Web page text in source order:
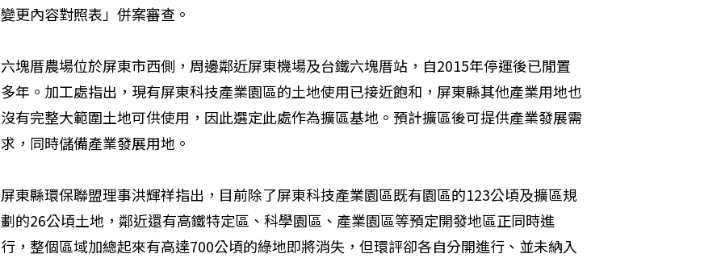
變更內容對照表」併案審查。
六塊厝農場位於屏東市西側，周邊鄰近屏東機場及台鐵六塊厝站，自2015年停運後已閒置
多年。加工處指出，現有屏東科技產業園區的土地使用已接近飽和，屏東縣其他產業用地也
沒有完整大範圍土地可供使用，因此選定此處作為擴區基地。預計擴區後可提供產業發展需
求，同時儲備產業發展用地。
屏東縣環保聯盟理事洪輝祥指出，目前除了屏東科技產業園區既有園區的123公頃及擴區規
劃的26公頃土地，鄰近還有高鐵特定區、科學園區、產業園區等預定開發地區正同時進
行，整個區域加總起來有高達700公頃的綠地即將消失，但環評卻各自分開進行、並未納入